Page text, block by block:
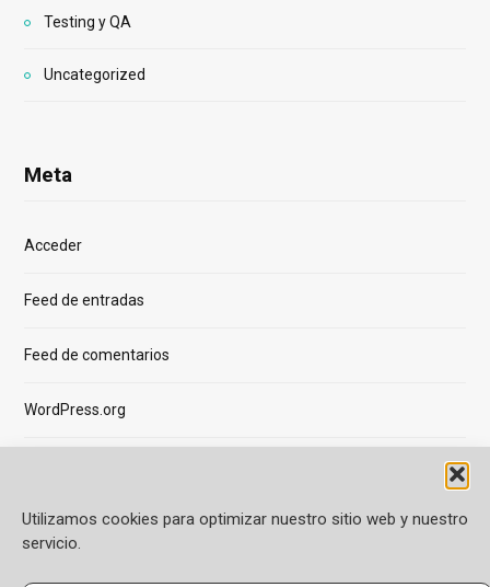
Utilizamos cookies para optimizar nuestro sitio web y nuestro
servicio.
Testing y QA
Uncategorized
Meta
Acceder
Feed de entradas
Feed de comentarios
WordPress.org